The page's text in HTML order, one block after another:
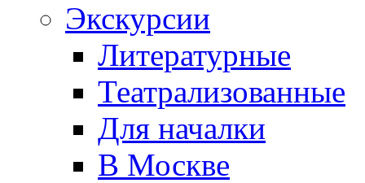
Экскурсии
Литературные
Театрализованные
Для началки
В Москве